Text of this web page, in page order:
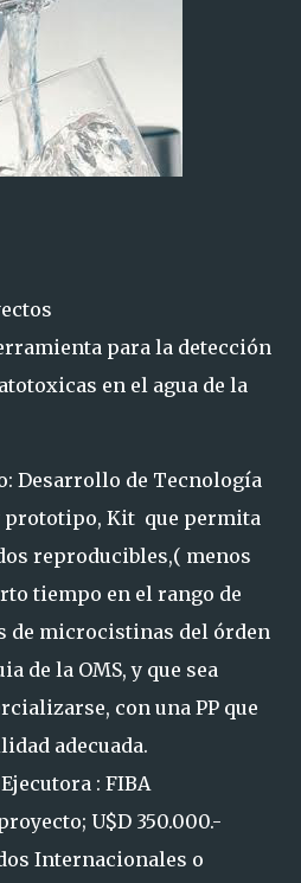
para la detección
en el agua de la
Desarrollo de Tecnología
prototipo, Kit que permita
reproducibles,( menos
tiempo en el rango de
de microcistinas del órden
de la OMS, y que sea
con una PP que
adecuada.
: FIBA
U$D 350.000.-
Internacionales o